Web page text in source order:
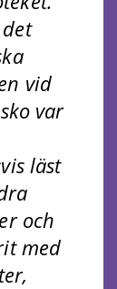
vid
var
läst
och
med